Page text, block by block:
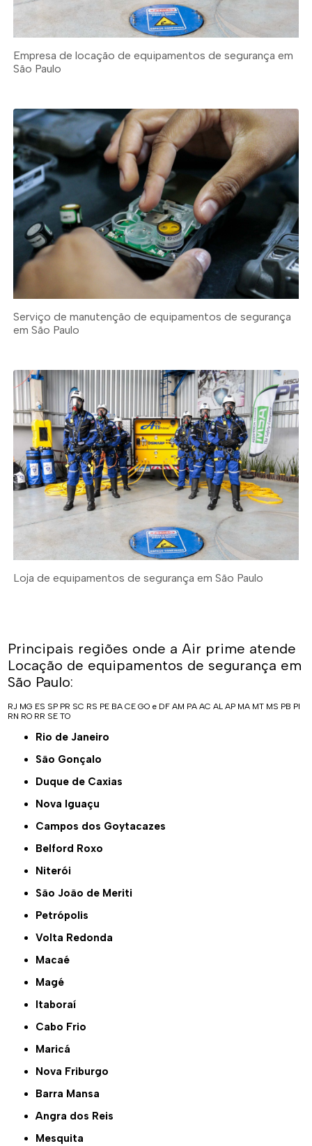
Empresa de locação de equipamentos de segurança em
São Paulo
Serviço de manutenção de equipamentos de segurança
em São Paulo
Loja de equipamentos de segurança em São Paulo
Principais regiões onde a Air prime atende
Locação de equipamentos de segurança em
São Paulo:
RJ MG ES SP PR SC RS PE BA CE GO e DF AM PA AC AL AP MA MT MS PB PI
RN RO RR SE TO
Rio de Janeiro
São Gonçalo
Duque de Caxias
Nova Iguaçu
Campos dos Goytacazes
Belford Roxo
Niterói
São João de Meriti
Petrópolis
Volta Redonda
Macaé
Magé
Itaboraí
Cabo Frio
Maricá
Nova Friburgo
Barra Mansa
Angra dos Reis
Mesquita